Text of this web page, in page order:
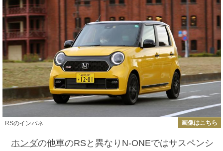
RSのインパネ 画像はこちら
ホンダの他車のRSと異なりN-ONEではサスペンシ